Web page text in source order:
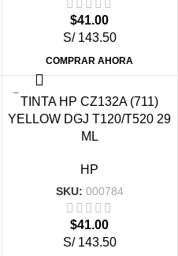
$41.00
S/ 143.50
COMPRAR AHORA
TINTA HP CZ132A (711)
YELLOW DGJ T120/T520 29
ML
HP
SKU: 000784
$41.00
S/ 143.50